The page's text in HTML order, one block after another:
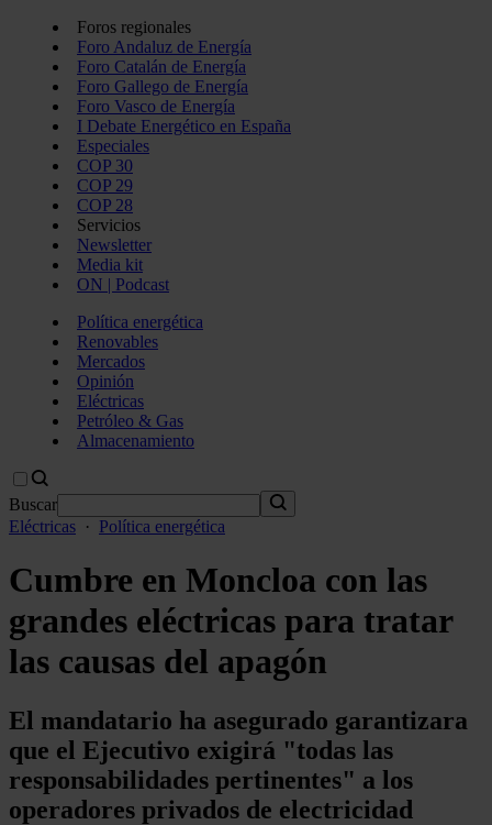
Foros regionales
Foro Andaluz de Energía
Foro Catalán de Energía
Foro Gallego de Energía
Foro Vasco de Energía
I Debate Energético en España
Especiales
COP 30
COP 29
COP 28
Servicios
Newsletter
Media kit
ON | Podcast
Política energética
Renovables
Mercados
Opinión
Eléctricas
Petróleo & Gas
Almacenamiento
Buscar
Eléctricas · Política energética
Cumbre en Moncloa con las
grandes eléctricas para tratar
las causas del apagón
El mandatario ha asegurado garantizara
que el Ejecutivo exigirá "todas las
responsabilidades pertinentes" a los
operadores privados de electricidad